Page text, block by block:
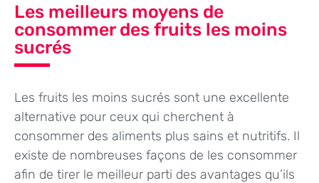
Les meilleurs moyens de
consommer des fruits les moins
sucrés
Les fruits les moins sucrés sont une excellente
alternative pour ceux qui cherchent à
consommer des aliments plus sains et nutritifs. Il
existe de nombreuses façons de les consommer
afin de tirer le meilleur parti des avantages qu’ils